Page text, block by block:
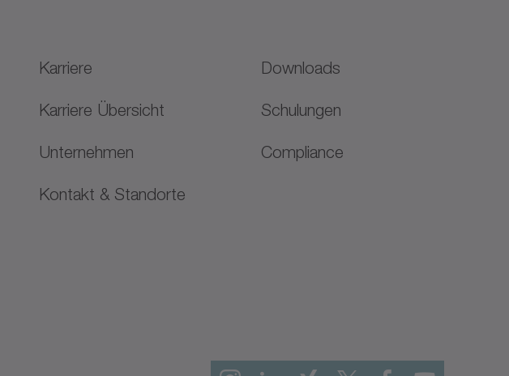
Karriere
Karriere Übersicht
Unternehmen
Kontakt & Standorte
Downloads
Schulungen
Compliance